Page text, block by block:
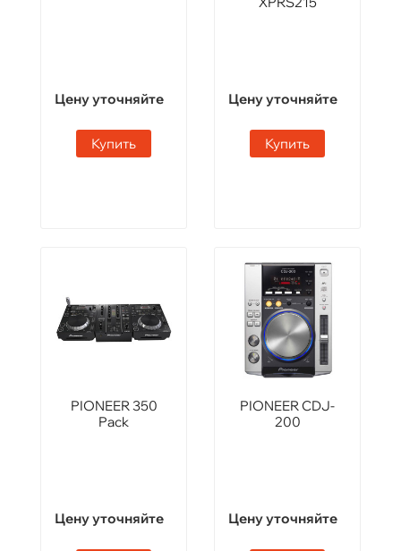
Цену уточняйте
Купить
Цену уточняйте
Купить
PIONEER 350
Pack
Цену уточняйте
PIONEER CDJ-
200
Цену уточняйте